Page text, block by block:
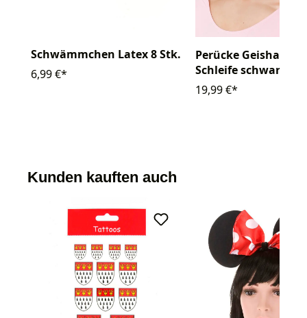
Schwämmchen Latex 8 Stk.
6,99 €*
Perücke Geisha mit
Schleife schwarz
19,99 €*
Kunden kauften auch